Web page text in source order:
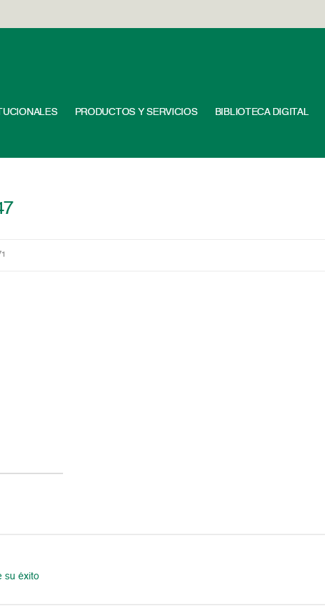
PRODUCTOS Y SERVICIOS BIBLIOTECA DIGITAL
su éxito